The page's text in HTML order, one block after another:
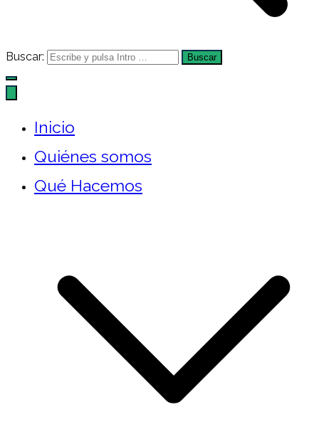
Buscar:
Inicio
Quiénes somos
Qué Hacemos